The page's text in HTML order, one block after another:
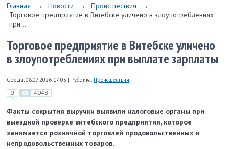
Главная → Новости → Происшествия
→
Торговое предприятие в Витебске уличено в злоупотреблениях
при...
Торговое предприятие в Витебске уличено
в злоупотреблениях при выплате зарплаты
Среда, 08.07.2026 17:03 | Рубрика: Происшествия
0 4048
Факты сокрытия выручки выявили налоговые органы при
выездной проверке витебского предприятия, которое
занимается розничной торговлей продовольственных и
непродовольственных товаров.